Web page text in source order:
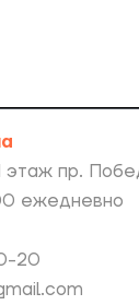
этаж пр.
ежедневно
20